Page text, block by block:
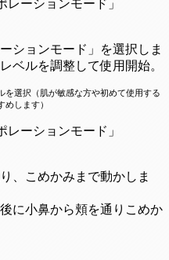
ションモード」を選択しま
ベルを調整して使用開始。
選択（肌が敏感な方や初めて使用する
します）
、こめかみまで動かしま
に小鼻から頬を通りこめか